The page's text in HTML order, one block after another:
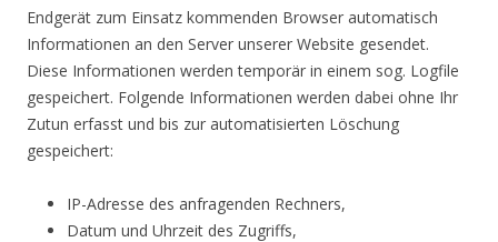
Endgerät zum Einsatz kommenden Browser automatisch
Informationen an den Server unserer Website gesendet.
Diese Informationen werden temporär in einem sog. Logfile
gespeichert. Folgende Informationen werden dabei ohne Ihr
Zutun erfasst und bis zur automatisierten Löschung
gespeichert:
IP-Adresse des anfragenden Rechners,
Datum und Uhrzeit des Zugriffs,